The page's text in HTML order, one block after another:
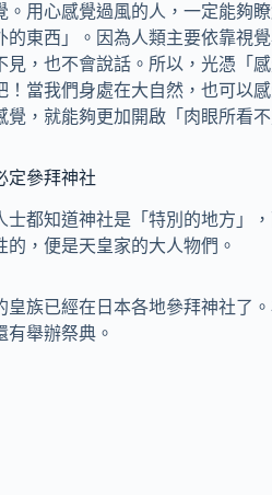
。用心感覺過風的人，一定能夠
的東西」。因為人類主要依靠視
見，也不會說話。所以，光憑「
！當我們身處在大自然，也可以
，就能夠更加開啟「肉眼所看不
定參拜神社
士都知道神社是「特別的地方」
，便是天皇家的大人物們。
皇族已經在日本各地參拜神社了
有舉辦祭典。